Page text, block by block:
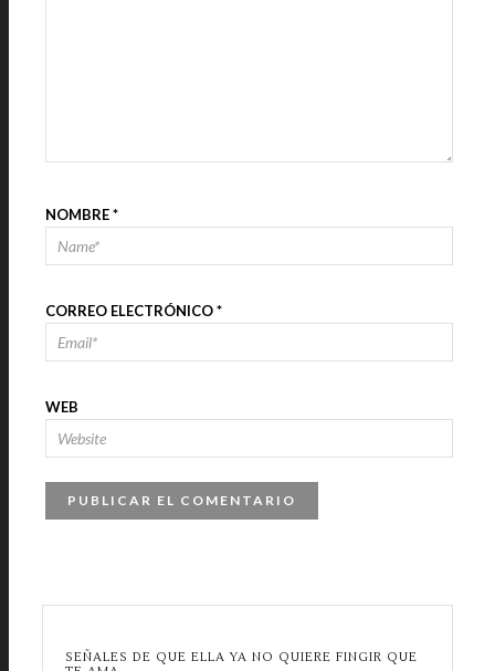
NOMBRE*
CORREO ELECTRÓNICO*
WEB
SEÑALES DE QUE ELLA YA NO QUIERE FINGIR QUE